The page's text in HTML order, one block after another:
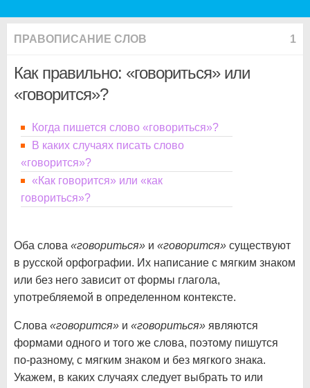
ПРАВОПИСАНИЕ СЛОВ 1
Как правильно: «говориться» или
«говорится»?
Когда пишется слово «говориться»?
В каких случаях писать слово
«говорится»?
«Как говорится» или «как
говориться»?
Оба слова «говориться» и «говорится» существуют
в русской орфографии. Их написание с мягким знаком
или без него зависит от формы глагола,
употребляемой в определенном контексте.
Слова «говорится» и «говориться» являются
формами одного и того же слова, поэтому пишутся
по-разному, с мягким знаком и без мягкого знака.
Укажем, в каких случаях следует выбрать то или